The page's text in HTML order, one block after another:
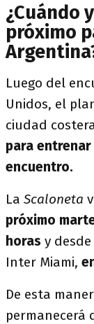
¿Cuándo
próximo
Luego del
Unidos, el
ciudad
para
encuentro.
La Scaloneta
próximo
horas y
Inter Miami,
De esta
permanecerá